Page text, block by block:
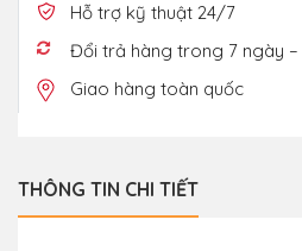
Hỗ trợ kỹ thuật 24/7
Đổi trả hàng trong 7 ngày –
Giao hàng toàn quốc
THÔNG TIN CHI TIẾT